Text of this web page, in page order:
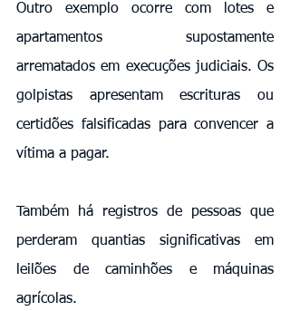
Outro exemplo ocorre com lotes e
apartamentos supostamente
arrematados em execuções judiciais. Os
golpistas apresentam escrituras ou
certidões falsificadas para convencer a
vítima a pagar.
Também há registros de pessoas que
perderam quantias significativas em
leilões de caminhões e máquinas
agrícolas.